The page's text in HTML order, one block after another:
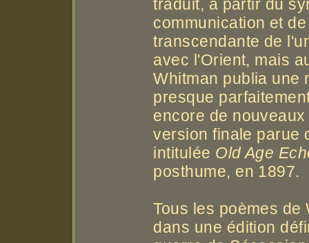
traduit, à partir du
communication et
transcendante de
avec l'Orient, mais
Whitman publia une
presque
encore de
version finale parue
intitulée Old Age
posthume, en 1897.
Tous les poèmes de
dans une édition